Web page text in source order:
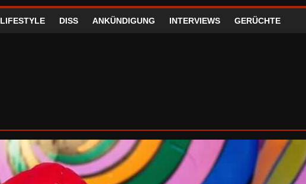
LIFESTYLE DISS ANKÜNDIGUNG INTERVIEWS GERÜCHTE